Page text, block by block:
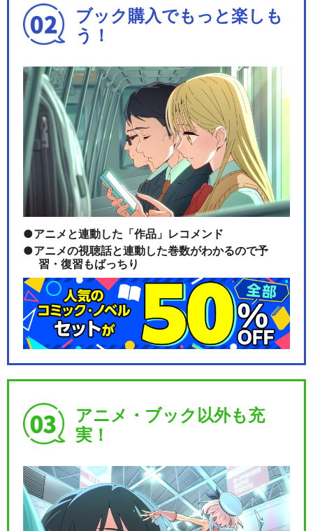
ブック購入でもっと楽しも
う！
アニメと連動した「作品」レコメンド
アニメの視聴話と連動した巻数がわかるので予
習・復習もばっちり
アニメ・ブック以外も充
実！